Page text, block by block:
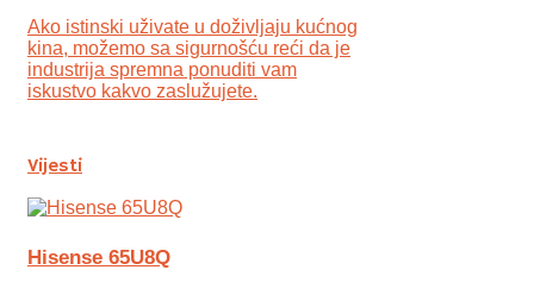
Ako istinski uživate u doživljaju kućnog
kina, možemo sa sigurnošću reći da je
industrija spremna ponuditi vam
iskustvo kakvo zaslužujete.
Vijesti
Hisense 65U8Q